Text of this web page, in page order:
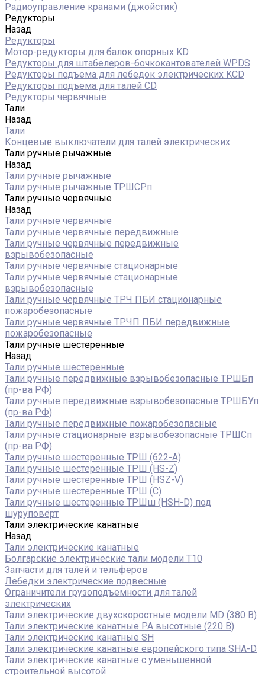
Радиоуправление кранами (джойстик)
Редукторы
Назад
Редукторы
Мотор-редукторы для балок опорных KD
Редукторы для штабелеров-бочкокантователей WPDS
Редукторы подъема для лебедок электрических KCD
Редукторы подъема для талей CD
Редукторы червячные
Тали
Назад
Тали
Концевые выключатели для талей электрических
Тали ручные рычажные
Назад
Тали ручные рычажные
Тали ручные рычажные ТРШСРп
Тали ручные червячные
Назад
Тали ручные червячные
Тали ручные червячные передвижные
Тали ручные червячные передвижные
взрывобезопасные
Тали ручные червячные стационарные
Тали ручные червячные стационарные
взрывобезопасные
Тали ручные червячные ТРЧ ПБИ стационарные
пожаробезопасные
Тали ручные червячные ТРЧП ПБИ передвижные
пожаробезопасные
Тали ручные шестеренные
Назад
Тали ручные шестеренные
Тали ручные передвижные взрывобезопасные ТРШБп
(пр-ва РФ)
Тали ручные передвижные взрывобезопасные ТРШБУп
(пр-ва РФ)
Тали ручные передвижные пожаробезопасные
Тали ручные стационарные взрывобезопасные ТРШСп
(пр-ва РФ)
Тали ручные шестеренные ТРШ (622-A)
Тали ручные шестеренные ТРШ (HS-Z)
Тали ручные шестеренные ТРШ (HSZ-V)
Тали ручные шестеренные ТРШ (С)
Тали ручные шестеренные ТРШш (HSH-D) под
шуруповёрт
Тали электрические канатные
Назад
Тали электрические канатные
Болгарские электрические тали модели T10
Запчасти для талей и тельферов
Лебедки электрические подвесные
Ограничители грузоподъемности для талей
электрических
Тали электрические двухскоростные модели MD (380 В)
Тали электрические канатные PA высотные (220 В)
Тали электрические канатные SH
Тали электрические канатные европейского типа SHA-D
Тали электрические канатные с уменьшенной
строительной высотой